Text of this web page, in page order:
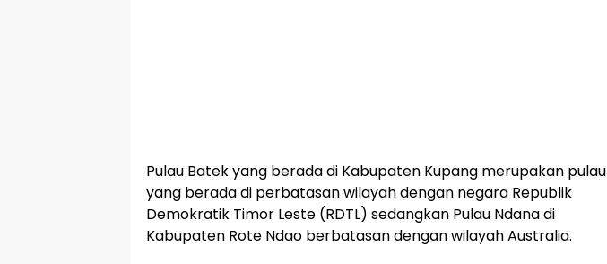
Pulau Batek yang berada di Kabupaten Kupang merupakan pulau
yang berada di perbatasan wilayah dengan negara Republik
Demokratik Timor Leste (RDTL) sedangkan Pulau Ndana di
Kabupaten Rote Ndao berbatasan dengan wilayah Australia.